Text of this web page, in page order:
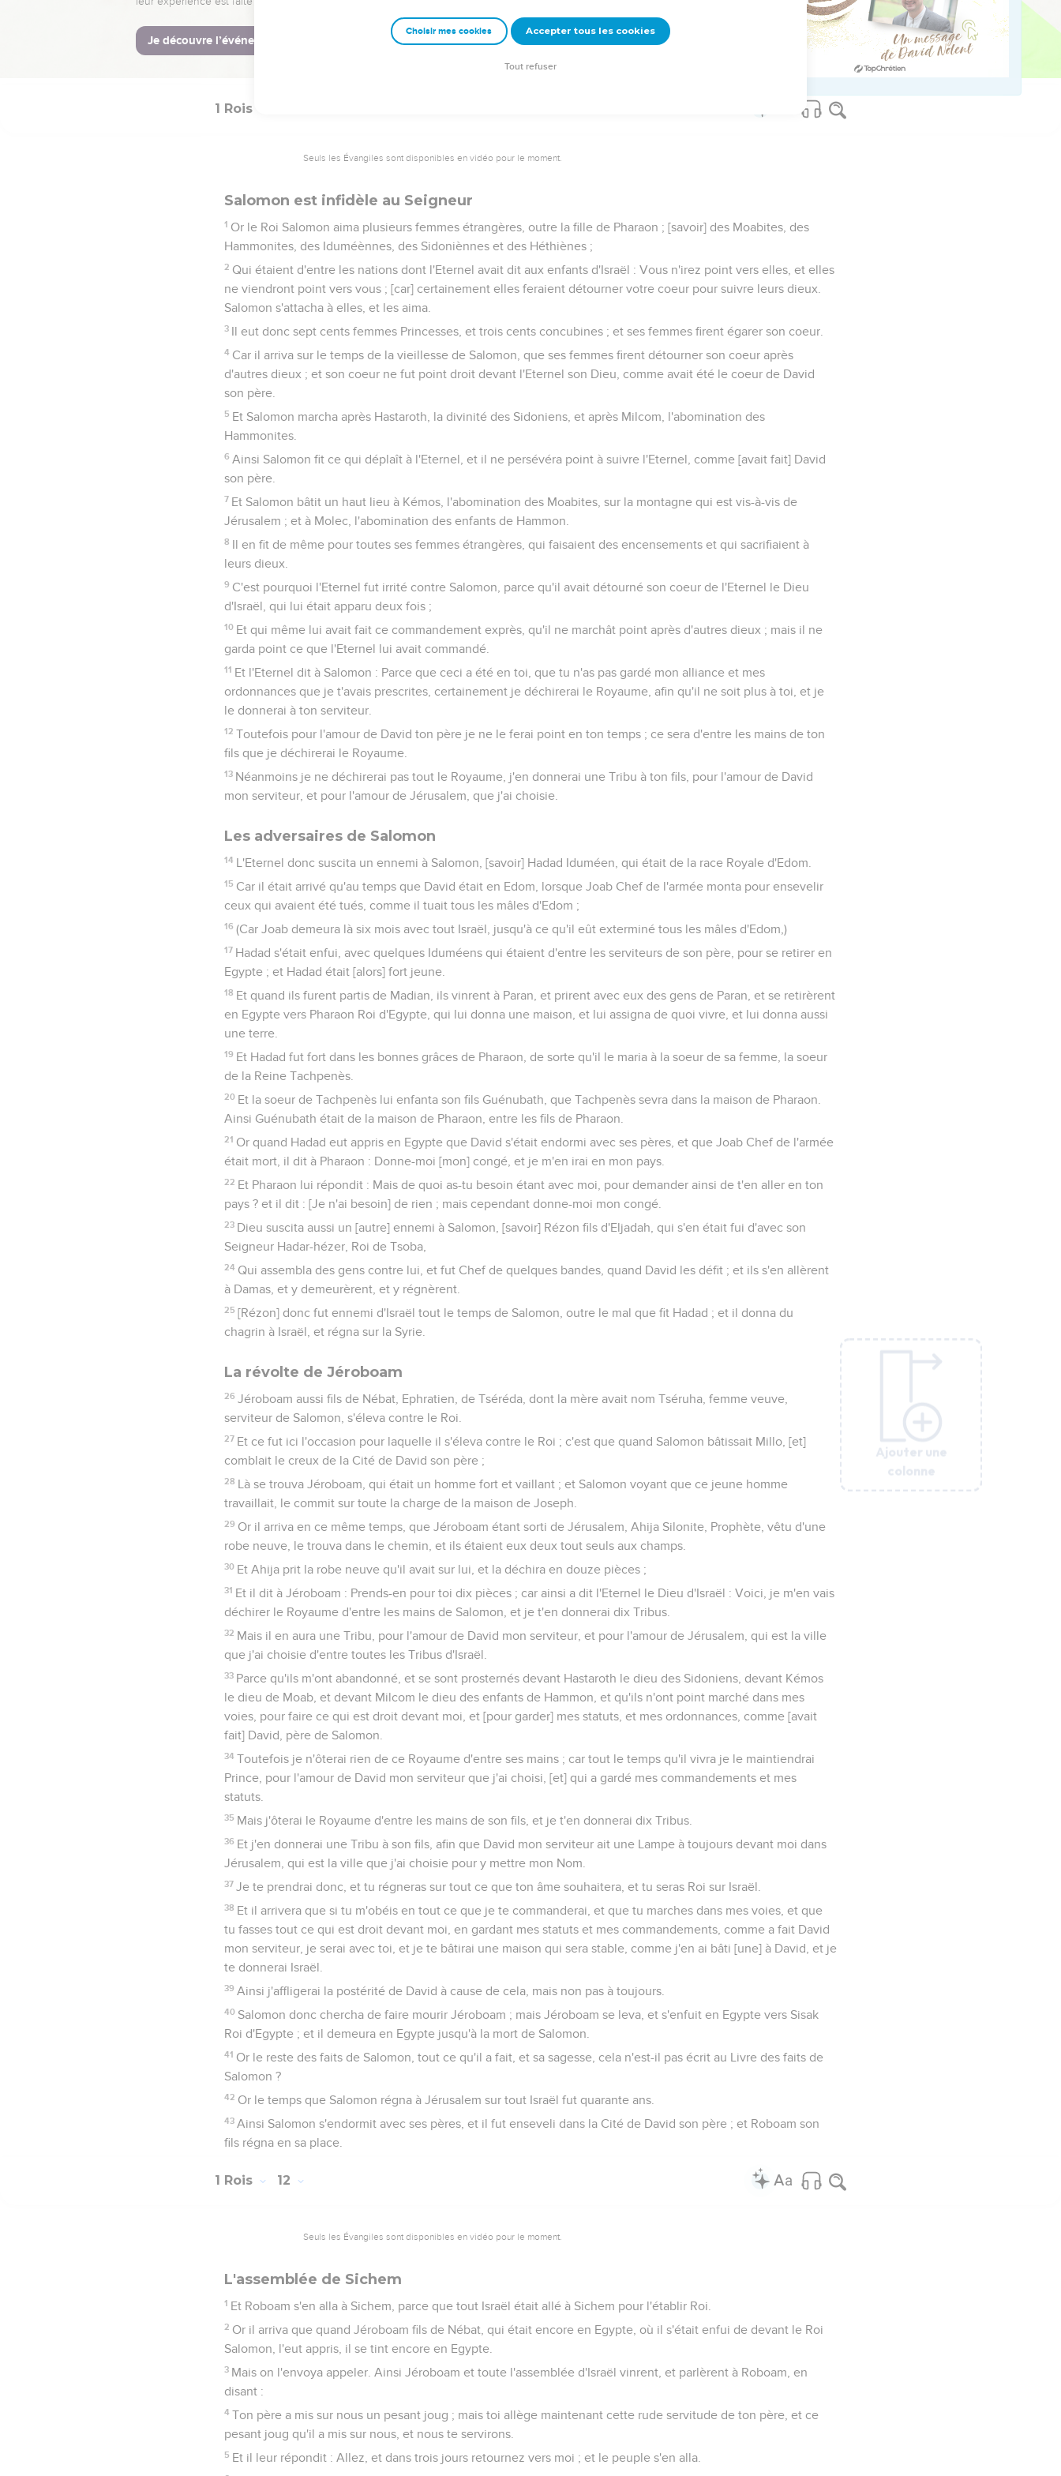
Mais chaque chariot montait et sortait d'Egypte pour six cents [pièces] d'argent, et chaque cheval pour cent
cinquante ; et ainsi on en tirait par le moyen de ses fermiers pour tous les Rois des Héthiens, et pour les Rois
Ajouter une
colonne
1 Rois
Seuls les Évangiles sont disponibles en vidéo pour le moment.
Salomon est infidèle au Seigneur
1 Or le Roi Salomon aima plusieurs femmes étrangères, outre la fille de Pharaon ; [savoir] des Moabites, des
Hammonites, des Iduméènnes, des Sidoniènnes et des Héthiènes ;
2 Qui étaient d'entre les nations dont l'Eternel avait dit aux enfants d'Israël : Vous n'irez point vers elles, et elles
ne viendront point vers vous ; [car] certainement elles feraient détourner votre coeur pour suivre leurs dieux.
Salomon s'attacha à elles, et les aima.
3 Il eut donc sept cents femmes Princesses, et trois cents concubines ; et ses femmes firent égarer son coeur.
4 Car il arriva sur le temps de la vieillesse de Salomon, que ses femmes firent détourner son coeur après
d'autres dieux ; et son coeur ne fut point droit devant l'Eternel son Dieu, comme avait été le coeur de David
son père.
5 Et Salomon marcha après Hastaroth, la divinité des Sidoniens, et après Milcom, l'abomination des
Hammonites.
6 Ainsi Salomon fit ce qui déplaît à l'Eternel, et il ne persévéra point à suivre l'Eternel, comme [avait fait] David
son père.
7 Et Salomon bâtit un haut lieu à Kémos, l'abomination des Moabites, sur la montagne qui est vis-à-vis de
Jérusalem ; et à Molec, l'abomination des enfants de Hammon.
8 Il en fit de même pour toutes ses femmes étrangères, qui faisaient des encensements et qui sacrifiaient à
leurs dieux.
9 C'est pourquoi l'Eternel fut irrité contre Salomon, parce qu'il avait détourné son coeur de l'Eternel le Dieu
d'Israël, qui lui était apparu deux fois ;
10 Et qui même lui avait fait ce commandement exprès, qu'il ne marchât point après d'autres dieux ; mais il ne
garda point ce que l'Eternel lui avait commandé.
11 Et l'Eternel dit à Salomon : Parce que ceci a été en toi, que tu n'as pas gardé mon alliance et mes
ordonnances que je t'avais prescrites, certainement je déchirerai le Royaume, afin qu'il ne soit plus à toi, et je
le donnerai à ton serviteur.
12 Toutefois pour l'amour de David ton père je ne le ferai point en ton temps ; ce sera d'entre les mains de ton
fils que je déchirerai le Royaume.
13 Néanmoins je ne déchirerai pas tout le Royaume, j'en donnerai une Tribu à ton fils, pour l'amour de David
mon serviteur, et pour l'amour de Jérusalem, que j'ai choisie.
Les adversaires de Salomon
14 L'Eternel donc suscita un ennemi à Salomon, [savoir] Hadad Iduméen, qui était de la race Royale d'Edom.
15 Car il était arrivé qu'au temps que David était en Edom, lorsque Joab Chef de l'armée monta pour ensevelir
ceux qui avaient été tués, comme il tuait tous les mâles d'Edom ;
16 (Car Joab demeura là six mois avec tout Israël, jusqu'à ce qu'il eût exterminé tous les mâles d'Edom,)
17 Hadad s'était enfui, avec quelques Iduméens qui étaient d'entre les serviteurs de son père, pour se retirer en
Egypte ; et Hadad était [alors] fort jeune.
18 Et quand ils furent partis de Madian, ils vinrent à Paran, et prirent avec eux des gens de Paran, et se retirèrent
en Egypte vers Pharaon Roi d'Egypte, qui lui donna une maison, et lui assigna de quoi vivre, et lui donna aussi
une terre.
19 Et Hadad fut fort dans les bonnes grâces de Pharaon, de sorte qu'il le maria à la soeur de sa femme, la soeur
de la Reine Tachpenès.
20 Et la soeur de Tachpenès lui enfanta son fils Guénubath, que Tachpenès sevra dans la maison de Pharaon.
Ainsi Guénubath était de la maison de Pharaon, entre les fils de Pharaon.
21 Or quand Hadad eut appris en Egypte que David s'était endormi avec ses pères, et que Joab Chef de l'armée
était mort, il dit à Pharaon : Donne-moi [mon] congé, et je m'en irai en mon pays.
22 Et Pharaon lui répondit : Mais de quoi as-tu besoin étant avec moi, pour demander ainsi de t'en aller en ton
pays ? et il dit : [Je n'ai besoin] de rien ; mais cependant donne-moi mon congé.
23 Dieu suscita aussi un [autre] ennemi à Salomon, [savoir] Rézon fils d'Eljadah, qui s'en était fui d'avec son
Seigneur Hadar-hézer, Roi de Tsoba,
24 Qui assembla des gens contre lui, et fut Chef de quelques bandes, quand David les défit ; et ils s'en allèrent
à Damas, et y demeurèrent, et y régnèrent.
25 [Rézon] donc fut ennemi d'Israël tout le temps de Salomon, outre le mal que fit Hadad ; et il donna du
chagrin à Israël, et régna sur la Syrie.
La révolte de Jéroboam
26 Jéroboam aussi fils de Nébat, Ephratien, de Tséréda, dont la mère avait nom Tséruha, femme veuve,
serviteur de Salomon, s'éleva contre le Roi.
27 Et ce fut ici l'occasion pour laquelle il s'éleva contre le Roi ; c'est que quand Salomon bâtissait Millo, [et]
comblait le creux de la Cité de David son père ;
28 Là se trouva Jéroboam, qui était un homme fort et vaillant ; et Salomon voyant que ce jeune homme
travaillait, le commit sur toute la charge de la maison de Joseph.
29 Or il arriva en ce même temps, que Jéroboam étant sorti de Jérusalem, Ahija Silonite, Prophète, vêtu d'une
robe neuve, le trouva dans le chemin, et ils étaient eux deux tout seuls aux champs.
30 Et Ahija prit la robe neuve qu'il avait sur lui, et la déchira en douze pièces ;
31 Et il dit à Jéroboam : Prends-en pour toi dix pièces ; car ainsi a dit l'Eternel le Dieu d'Israël : Voici, je m'en vais
déchirer le Royaume d'entre les mains de Salomon, et je t'en donnerai dix Tribus.
32 Mais il en aura une Tribu, pour l'amour de David mon serviteur, et pour l'amour de Jérusalem, qui est la ville
que j'ai choisie d'entre toutes les Tribus d'Israël.
33 Parce qu'ils m'ont abandonné, et se sont prosternés devant Hastaroth le dieu des Sidoniens, devant Kémos
le dieu de Moab, et devant Milcom le dieu des enfants de Hammon, et qu'ils n'ont point marché dans mes
voies, pour faire ce qui est droit devant moi, et [pour garder] mes statuts, et mes ordonnances, comme [avait
fait] David, père de Salomon.
34 Toutefois je n'ôterai rien de ce Royaume d'entre ses mains ; car tout le temps qu'il vivra je le maintiendrai
Prince, pour l'amour de David mon serviteur que j'ai choisi, [et] qui a gardé mes commandements et mes
statuts.
35 Mais j'ôterai le Royaume d'entre les mains de son fils, et je t'en donnerai dix Tribus.
36 Et j'en donnerai une Tribu à son fils, afin que David mon serviteur ait une Lampe à toujours devant moi dans
Jérusalem, qui est la ville que j'ai choisie pour y mettre mon Nom.
37 Je te prendrai donc, et tu régneras sur tout ce que ton âme souhaitera, et tu seras Roi sur Israël.
38 Et il arrivera que si tu m'obéis en tout ce que je te commanderai, et que tu marches dans mes voies, et que
tu fasses tout ce qui est droit devant moi, en gardant mes statuts et mes commandements, comme a fait David
mon serviteur, je serai avec toi, et je te bâtirai une maison qui sera stable, comme j'en ai bâti [une] à David, et je
te donnerai Israël.
39 Ainsi j'affligerai la postérité de David à cause de cela, mais non pas à toujours.
40 Salomon donc chercha de faire mourir Jéroboam ; mais Jéroboam se leva, et s'enfuit en Egypte vers Sisak
Roi d'Egypte ; et il demeura en Egypte jusqu'à la mort de Salomon.
41 Or le reste des faits de Salomon, tout ce qu'il a fait, et sa sagesse, cela n'est-il pas écrit au Livre des faits de
Salomon ?
42 Or le temps que Salomon régna à Jérusalem sur tout Israël fut quarante ans.
43 Ainsi Salomon s'endormit avec ses pères, et il fut enseveli dans la Cité de David son père ; et Roboam son
fils régna en sa place.
Ajouter une
colonne
1 Rois 12
Seuls les Évangiles sont disponibles en vidéo pour le moment.
L'assemblée de Sichem
1 Et Roboam s'en alla à Sichem, parce que tout Israël était allé à Sichem pour l'établir Roi.
2 Or il arriva que quand Jéroboam fils de Nébat, qui était encore en Egypte, où il s'était enfui de devant le Roi
Salomon, l'eut appris, il se tint encore en Egypte.
3 Mais on l'envoya appeler. Ainsi Jéroboam et toute l'assemblée d'Israël vinrent, et parlèrent à Roboam, en
disant :
4 Ton père a mis sur nous un pesant joug ; mais toi allège maintenant cette rude servitude de ton père, et ce
pesant joug qu'il a mis sur nous, et nous te servirons.
5 Et il leur répondit : Allez, et dans trois jours retournez vers moi ; et le peuple s'en alla.
Ajouter une
colonne
Ajouter une
colonne
Ajouter une
colonne
Ajouter une
colonne
Choisir mes cookies Accepter tous les cookies
Tout refuser